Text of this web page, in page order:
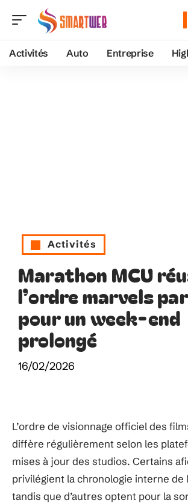
Activités Auto Entreprise
Activités
Marathon MCU
l’ordre marvels
pour un week-end
prolongé
16/02/2026
L’ordre de visionnage officiel des
diffère régulièrement selon les
mises à jour des studios. Certains
privilégient la chronologie interne de
tandis que d’autres optent pour la